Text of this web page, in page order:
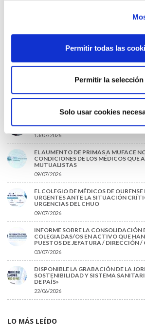
Permitir todas las
Permitir la selección
Solo usar cookies
REFORMA DE LAS MUTUALIDADES
28/07/2026
EL COLEGIO MÉDICO DE OURENSE
(MIR)
DEL CASCO Y DEL CINTURÓN DE
13/07/2026
EL AUMENTO DE PRIMAS A MUFACE
CONDICIONES DE LOS MÉDICOS QUE
MUTUALISTAS
09/07/2026
EL COLEGIO DE MÉDICOS DE
URGENTES ANTE LA SITUACIÓN
URGENCIAS DEL CHUO
09/07/2026
INFORME SOBRE LA CONSOLIDACIÓN
COLEGIADAS/OS EN ACTIVO QUE HAN
PUESTOS DE JEFATURA / DIRECCIÓN
03/07/2026
DISPONIBLE LA GRABACIÓN DE LA
SOSTENIBILIDAD Y SISTEMA
DE PAÍS»
22/06/2026
LO MÁS LEÍDO